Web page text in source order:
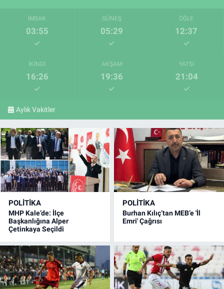
İMSAK
03:55
GÜNEŞ
05:29
ÖĞLE
12:37
İKINDI
16:26
AKŞAM
19:36
YATSI
21:04
Aylık Vakitler
POLITIKA
MHP Kale’de: İlçe
Başkanlığına Alper
Çetinkaya Seçildi
POLITIKA
Burhan Kılıç’tan MEB’e 'İl
Emri' Çağrısı